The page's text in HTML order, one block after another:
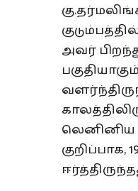
அவர்
லெனினிய